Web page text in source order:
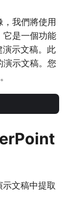
我們將使用
它是一個功能
示文稿。此
演示文稿。您
文稿中提取